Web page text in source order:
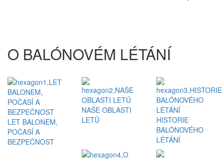
O BALÓNOVÉM LÉTÁNÍ
LET BALONEM,
POČASÍ A
BEZPEČNOST
NAŠE OBLASTI
LETŮ
HISTORIE
BALÓNOVÉHO
LÉTÁNÍ